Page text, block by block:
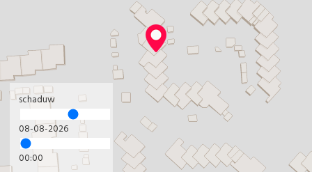
schaduw
08-08-2026
00:00